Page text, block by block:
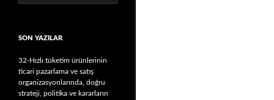
r
a
SON YAZILAR
32-Hızlı tüketim ürünlerinin
ticari pazarlama ve satış
organizasyonlarında, doğru
strateji, politika ve kararların